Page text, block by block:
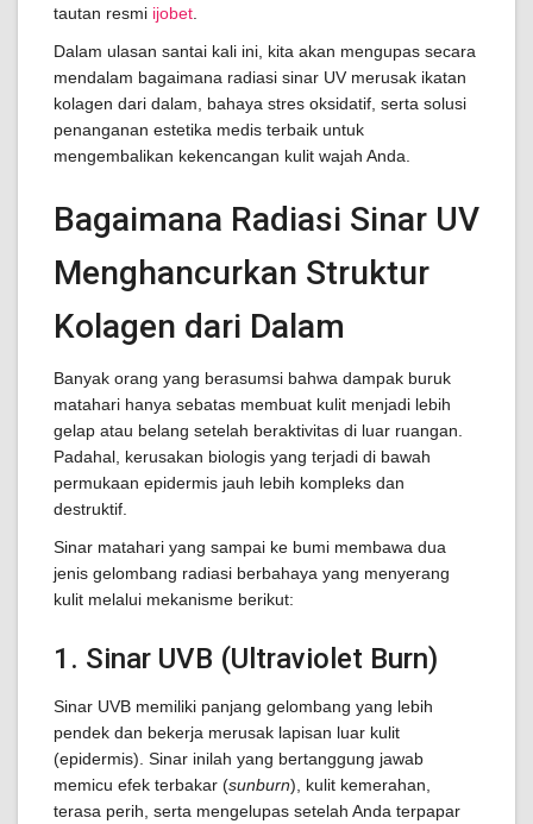
tautan resmi ijobet
Dalam ulasan santai kali ini, kita akan mengupas secara
mendalam bagaimana radiasi sinar UV merusak ikatan
kolagen dari dalam, bahaya stres oksidatif, serta solusi
penanganan estetika medis terbaik untuk
mengembalikan kekencangan kulit wajah Anda.
Bagaimana Radiasi Sinar UV
Menghancurkan Struktur
Kolagen dari Dalam
Banyak orang yang berasumsi bahwa dampak buruk
matahari hanya sebatas membuat kulit menjadi lebih
gelap atau belang setelah beraktivitas di luar ruangan.
Padahal, kerusakan biologis yang terjadi di bawah
permukaan epidermis jauh lebih kompleks dan
destruktif.
Sinar matahari yang sampai ke bumi membawa dua
jenis gelombang radiasi berbahaya yang menyerang
kulit melalui mekanisme berikut:
1. Sinar UVB (Ultraviolet Burn)
Sinar UVB memiliki panjang gelombang yang lebih
pendek dan bekerja merusak lapisan luar kulit
(epidermis). Sinar inilah yang bertanggung jawab
memicu efek terbakar (sunburn), kulit kemerahan,
terasa perih, serta mengelupas setelah Anda terpapar